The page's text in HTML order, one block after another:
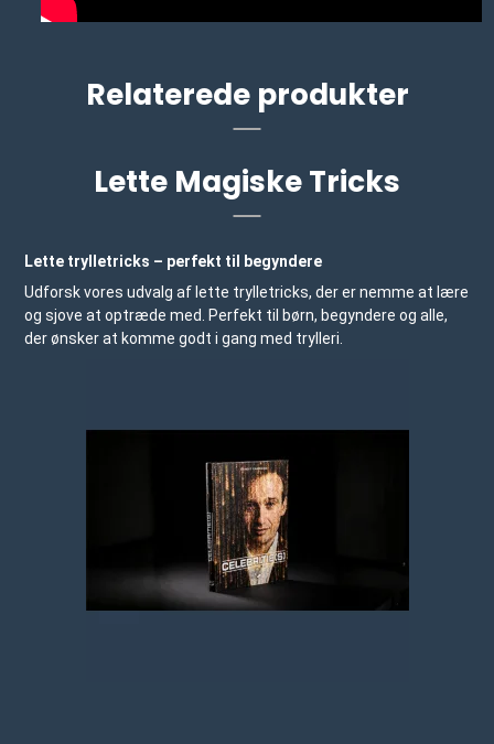
Relaterede produkter
Lette Magiske Tricks
Lette trylletricks – perfekt til begyndere
Udforsk vores udvalg af lette trylletricks, der er nemme at lære
og sjove at optræde med. Perfekt til børn, begyndere og alle,
der ønsker at komme godt i gang med trylleri.